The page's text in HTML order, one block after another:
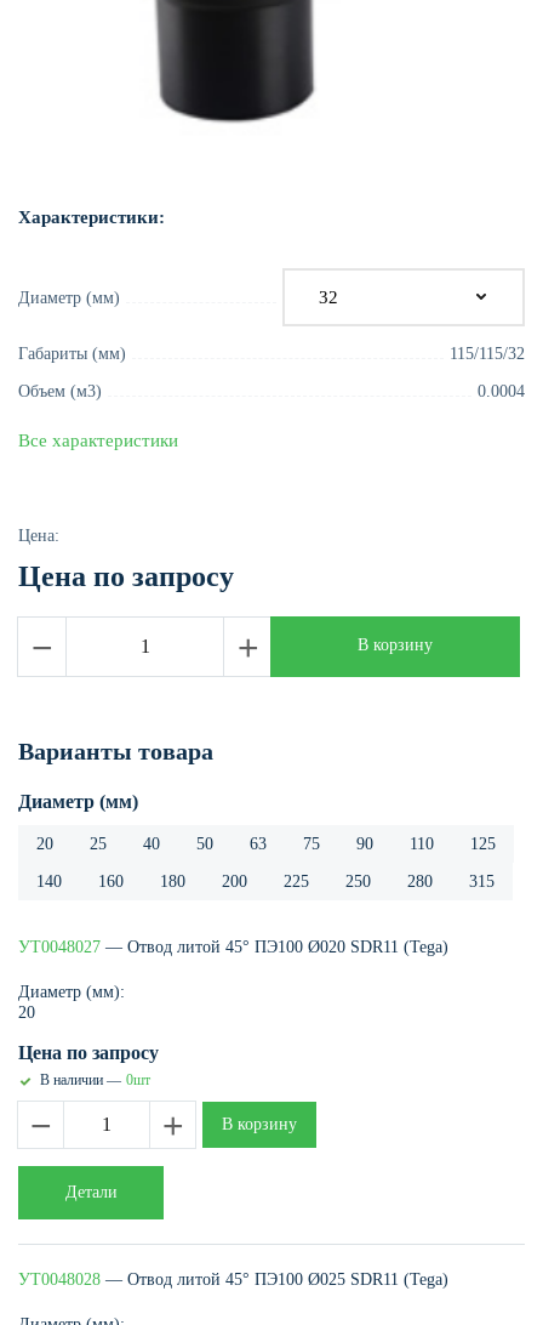
Характеристики:
Диаметр (мм)
Габариты (мм) 115/115/32
Объем (м3) 0.0004
Все характеристики
Цена:
Цена по запросу
− + В корзину
Варианты товара
Диаметр (мм)
20 25 40 50 63 75 90 110 125
140 160 180 200 225 250 280 315
УТ0048027 — Отвод литой 45° ПЭ100 Ø020 SDR11 (Tega)
Детали
Диаметр (мм):
20
Цена по запросу
В наличии — 0шт
− + В корзину
УТ0048028 — Отвод литой 45° ПЭ100 Ø025 SDR11 (Tega)